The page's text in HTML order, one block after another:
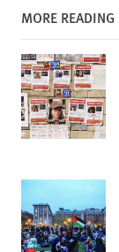
MORE READING